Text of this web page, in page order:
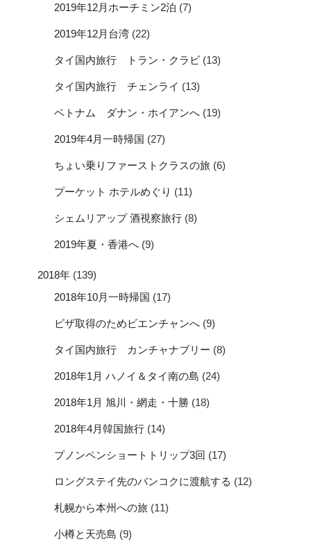
2019年12月ホーチミン2泊 (7)
2019年12月台湾 (22)
タイ国内旅行 トラン・クラビ (13)
タイ国内旅行 チェンライ (13)
ベトナム ダナン・ホイアンへ (19)
2019年4月一時帰国 (27)
ちょい乗りファーストクラスの旅 (6)
プーケット ホテルめぐり (11)
シェムリアップ 酒視察旅行 (8)
2019年夏・香港へ (9)
2018年 (139)
2018年10月一時帰国 (17)
ビザ取得のためビエンチャンへ (9)
タイ国内旅行 カンチャナブリー (8)
2018年1月 ハノイ＆タイ南の島 (24)
2018年1月 旭川・網走・十勝 (18)
2018年4月韓国旅行 (14)
プノンペンショートトリップ3回 (17)
ロングステイ先のバンコクに渡航する (12)
札幌から本州への旅 (11)
小樽と天売島 (9)